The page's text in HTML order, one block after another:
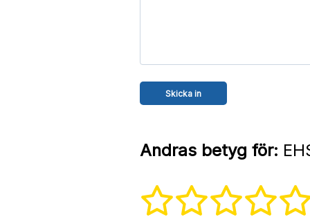
Andras betyg för: